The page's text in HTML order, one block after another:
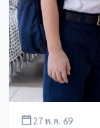
27 พ.ค. 69